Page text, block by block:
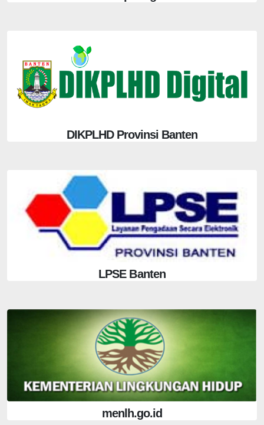
DIKPLHD Provinsi Banten
LPSE Banten
menlh.go.id